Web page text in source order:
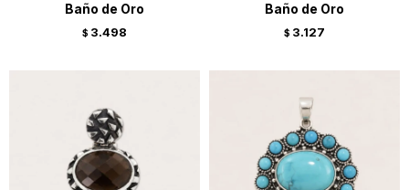
Baño de Oro
$ 3.498
Baño de Oro
$ 3.127